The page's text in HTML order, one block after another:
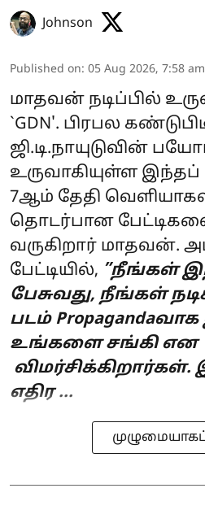
Johnson
Published on: 05 Aug 2026, 7:58 am
மாதவன் நடிப்பில்
`GDN'. பிரபல
ஜி.டி.நாயுடுவின்
உருவாகியுள்ள
7ஆம் தேதி
தொடர்பான
வருகிறார் மாதவன்.
பேட்டியில், ”நீங்கள்
பேசுவது, நீங்கள்
படம்
உங்களை சங்கி என
எதிர ...